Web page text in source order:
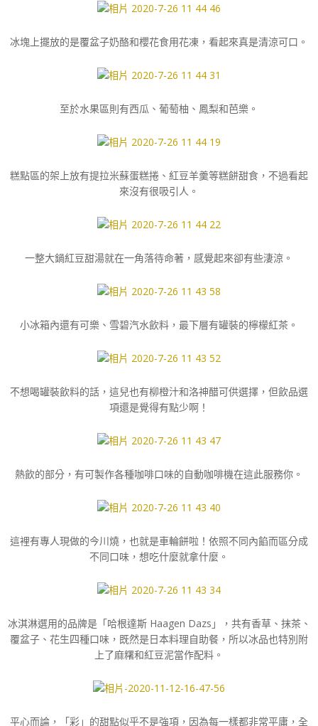
冰塊上擺放的是覆盆子奶酪和櫻花食用花凍，看起來真是清涼可口。
至於水果區則有西瓜、葡萄柚、鳳梨和芭樂。
糕點區的架上放有提拉米蘇蛋糕捲、紅豆羊羹等糕餅甜食，不過看起
來沒有很吸引人。
一整大鍋紅豆甜湯就在一角落待命著，感覺起來卻有些淒涼。
小冰箱內還有可樂、雪碧汽水飲料，最下層有罐裝的檸檬紅茶。
不想喝罐裝飲料的話，這兒也有柳橙汁和洛神醋可供選擇，但飲品選
項還是覺得有點少啊！
熱飲的部分，有可製作各種咖啡口味的自動咖啡機在這此服務你。
這裡有專人現做的今川燒，也就是車輪餅啦！依照不同內餡而區分成
不同口味，想吃什麼就拿什麼。
冰淇淋選用的品牌是「哈根達斯 Haagen Dazs」，共有香草、抹茶、
覆盆子、花生四種口味，既然是日本料理自助餐，所以冰品也特別附
上了麻糬和紅豆泥當作配料。
平心而論，「彩」的甜點似乎不是強項，因為每一樣都非常平庸，全